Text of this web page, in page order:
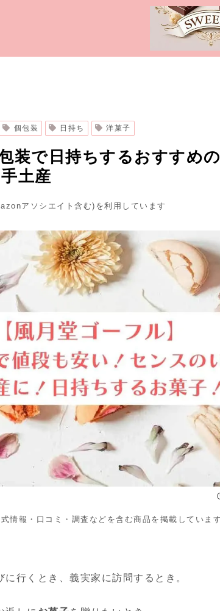
個包装 日持ち 洋菓子
装で日持ちするおすすめ
土産
アソシエイト含む)を利用しています
情報・口コミ・調査などを含む商品を掲載していま
行くとき、義実家に訪問するとき。